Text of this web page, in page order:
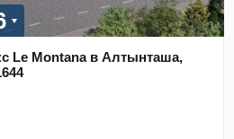
Le Montana в Алтынташа,